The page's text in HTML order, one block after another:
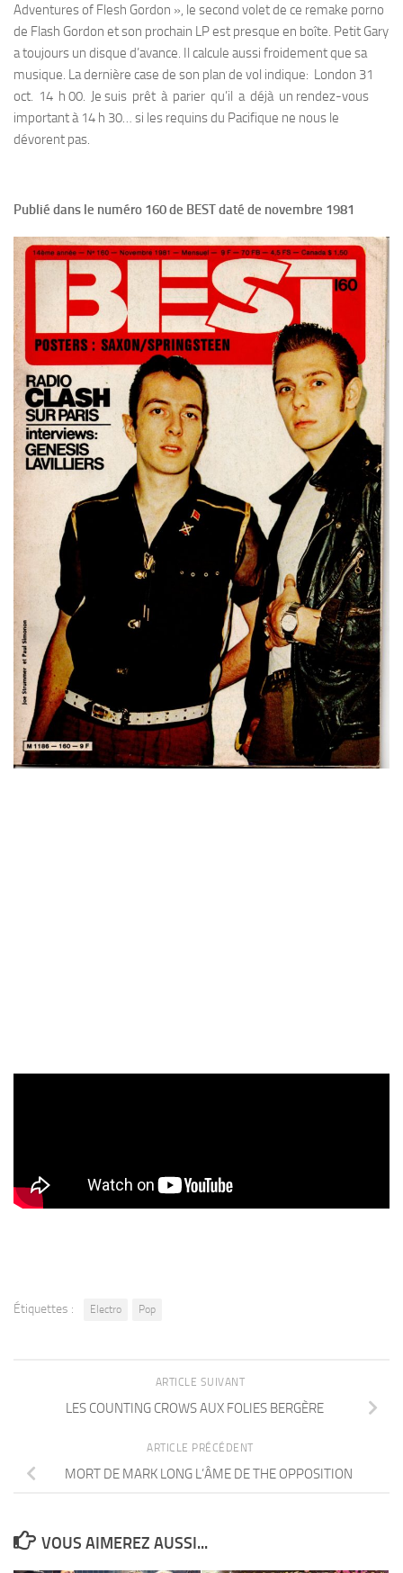
Adventures of Flesh Gordon », le second volet de ce remake porno
de Flash Gordon et son prochain LP est presque en boîte. Petit Gary
a toujours un disque d’avance. Il calcule aussi froidement que sa
musique. La dernière case de son plan de vol indique: London 31
oct. 14 h 00. Je suis prêt à parier qu’il a déjà un rendez-vous
important à 14 h 30… si les requins du Pacifique ne nous le
dévorent pas.
Publié dans le numéro 160 de BEST daté de novembre 1981
Étiquettes : Electro Pop
ARTICLE SUIVANT
LES COUNTING CROWS AUX FOLIES BERGÈRE
ARTICLE PRÉCÉDENT
MORT DE MARK LONG L’ÂME DE THE OPPOSITION
VOUS AIMEREZ AUSSI...